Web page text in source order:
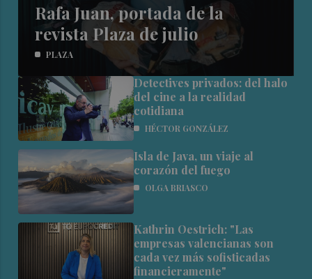
Rafa Juan, portada de la
revista Plaza de julio
PLAZA
Detectives privados: del halo
del cine a la realidad
cotidiana
HÉCTOR GONZÁLEZ
Isla de Java, un viaje al
corazón del fuego
OLGA BRIASCO
Kathrin Oestrich: "Las
empresas valencianas son
cada vez más sofisticadas
financieramente"